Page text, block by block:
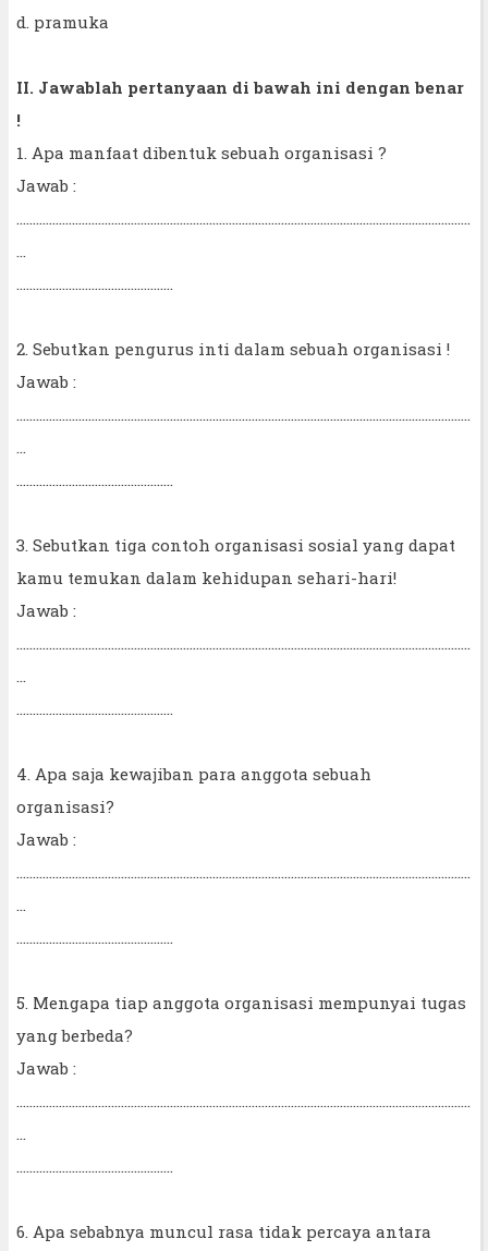
d. pramuka
II. Jawablah pertanyaan di bawah ini dengan benar
!
1. Apa manfaat dibentuk sebuah organisasi ?
Jawab :
2. Sebutkan pengurus inti dalam sebuah organisasi !
Jawab :
3. Sebutkan tiga contoh organisasi sosial yang dapat
kamu temukan dalam kehidupan sehari-hari!
Jawab :
4. Apa saja kewajiban para anggota sebuah
organisasi?
Jawab :
5. Mengapa tiap anggota organisasi mempunyai tugas
yang berbeda?
Jawab :
6. Apa sebabnya muncul rasa tidak percaya antara